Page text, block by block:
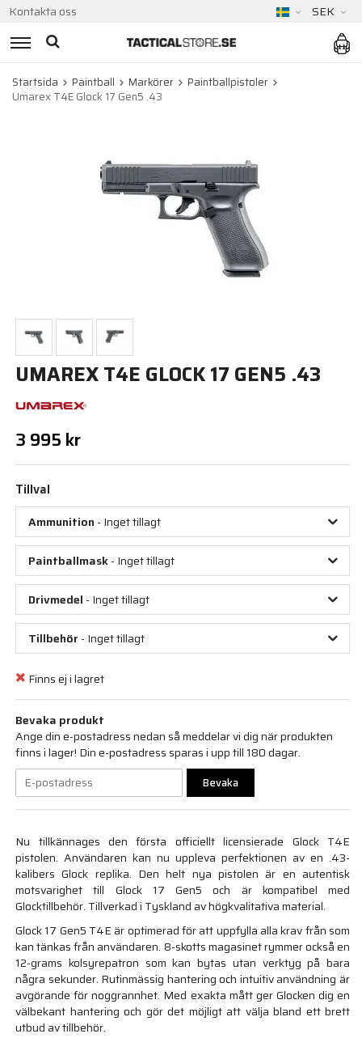
Kontakta oss SEK
Startsida Paintball Markörer
Paintballpistoler
Umarex T4E Glock 17 Gen5 .43
UMAREX T4E GLOCK 17 GEN5 .43
3 995 kr
Tillval
Ammunition - Inget tillagt
Paintballmask- Inget tillagt
Drivmedel - Inget tillagt
Tillbehör - Inget tillagt
Finns ej i lagret
Bevaka produkt
Ange din e-postadress nedan så meddelar vi dig när produkten
finns i lager! Din e-postadress sparas i upp till 180 dagar.
Bevaka
Nu tillkännages den första officiellt licensierade Glock T4E
pistolen. Användaren kan nu uppleva perfektionen av en .43-
kalibers Glock replika. Den helt nya pistolen är en autentisk
motsvarighet till Glock 17 Gen5 och är kompatibel med
Glocktillbehör. Tillverkad i Tyskland av högkvalitativa material.
Glock 17 Gen5 T4E är optimerad för att uppfylla alla krav från som
kan tänkas från användaren. 8-skotts magasinet rymmer också en
12-grams kolsyrepatron som kan bytas utan verktyg på bara
några sekunder. Rutinmässig hantering och intuitiv användning är
avgörande för noggrannhet. Med exakta mått ger Glocken dig en
välbekant hantering och gör det möjligt att välja bland ett brett
utbud av tillbehör.